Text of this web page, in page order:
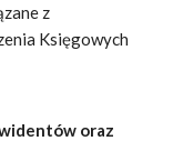
z
Księgowych
oraz